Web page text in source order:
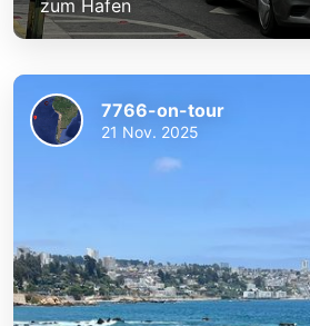
zum Hafen
7766-on-tour
21 Nov. 2025